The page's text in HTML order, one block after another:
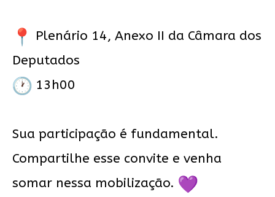
Plenário 14, Anexo II da Câmara dos
Deputados
13h00
Sua participação é fundamental.
Compartilhe esse convite e venha
somar nessa mobilização.